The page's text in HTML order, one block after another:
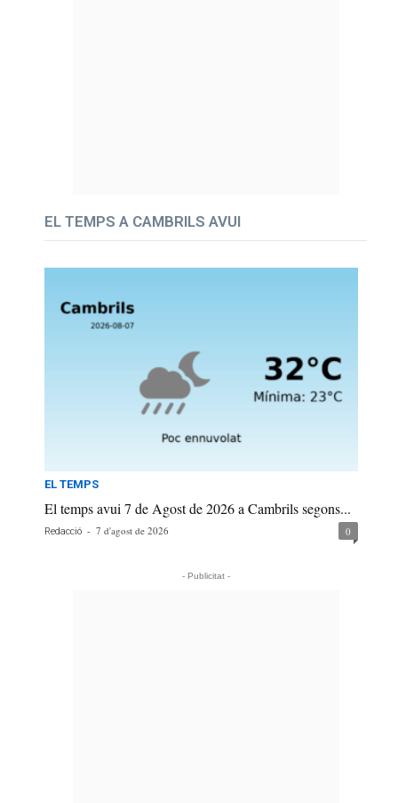
EL TEMPS A CAMBRILS AVUI
EL TEMPS
El temps avui 7 de Agost de 2026 a Cambrils segons...
Redacció - 7 d'agost de 2026 0
- Publicitat -